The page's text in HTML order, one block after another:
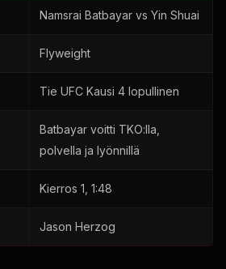
Namsrai Batbayar vs Yin Shuai
Flyweight
Tie UFC Kausi 4 lopullinen
Batbayar voitti TKO:lla,
polvella ja lyönnillä
Kierros 1, 1:48
Jason Herzog